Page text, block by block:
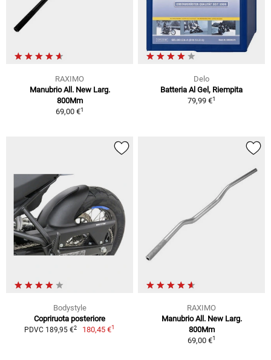
RAXIMO
Manubrio All. New Larg.
800Mm
69,00 €1
Delo
Batteria Al Gel, Riempita
79,99 €1
Bodystyle
Copriruota posteriore
PDVC 189,95 €2 180,45 €1
RAXIMO
Manubrio All. New Larg.
800Mm
69,00 €1